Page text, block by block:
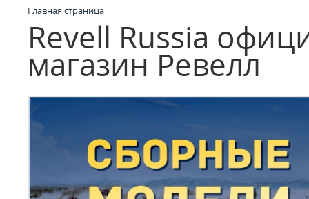
Главная страница
Revell Russia
магазин Ревелл